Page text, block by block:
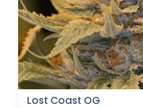
Lost Coast OG